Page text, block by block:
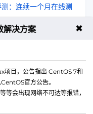
：连续一个月在线测
解决方案 ✖
项目，公告指出 CentOS 7和
官方公告。
等会出现网络不可达等报错，